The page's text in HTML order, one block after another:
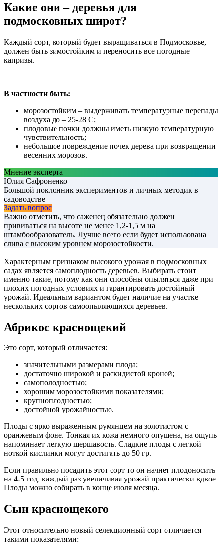
Какие они – деревья для
подмосковных широт?
Каждый сорт, который будет выращиваться в Подмосковье,
должен быть зимостойким и переносить все погодные
капризы.
В частности быть:
морозостойким – выдерживать температурные перепады
воздуха до – 25-28 С;
плодовые почки должны иметь низкую температурную
чувствительность;
небольшое повреждение почек дерева при возвращении
весенних морозов.
Мнение эксперта
Юлия Сафроненко
Большой поклонник экспериментов и личных методик в
садоводстве
Задать вопрос
Важно отметить, что саженец обязательно должен
прививаться на высоте не менее 1,2-1,5 м на
штамбообразователь. Лучше всего если будет использована
слива с высоким уровнем морозостойкости.
Характерным признаком высокого урожая в подмосковных
садах является самоплодность деревьев. Выбирать стоит
именно такие, потому как они способны опыляться даже при
плохих погодных условиях и гарантировать достойный
урожай. Идеальным вариантом будет наличие на участке
нескольких сортов самоопыляющихся деревьев.
Абрикос краснощекий
Это сорт, который отличается:
значительными размерами плода;
достаточно широкой и раскидистой кроной;
самополодностью;
хорошим морозостойкими показателями;
крупноплодностью;
достойной урожайностью.
Плоды с ярко выраженным румянцем на золотистом с
оранжевым фоне. Тонкая их кожа немного опушена, на ощупь
напоминает легкую шершавость. Сладкие плоды с легкой
ноткой кислинки могут достигать до 50 гр.
Если правильно посадить этот сорт то он начнет плодоносить
на 4-5 год, каждый раз увеличивая урожай практически вдвое.
Плоды можно собирать в конце июля месяца.
Сын краснощекого
Этот относительно новый селекционный сорт отличается
такими показателями: